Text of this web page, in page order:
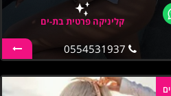
קליניקה פרטית בת-ים
0554531937